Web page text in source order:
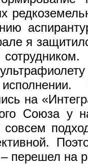
я
на
Союза у
совсем
перешел на